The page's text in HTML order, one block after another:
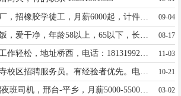
任泽河头橡胶厂，招橡胶学徒工，月薪6000起，计件多劳多得，简单好学，能吃苦耐劳，17633097211 09-04
08-17
11-03
邢台医学院皇寺校区招聘服务员。有经验者优先。电话19253191190 10-21
快递4.2箱货招夜班司机，邢台-平乡，月薪5000-5500，30岁左右有工作经验者优先18131964085 03-02